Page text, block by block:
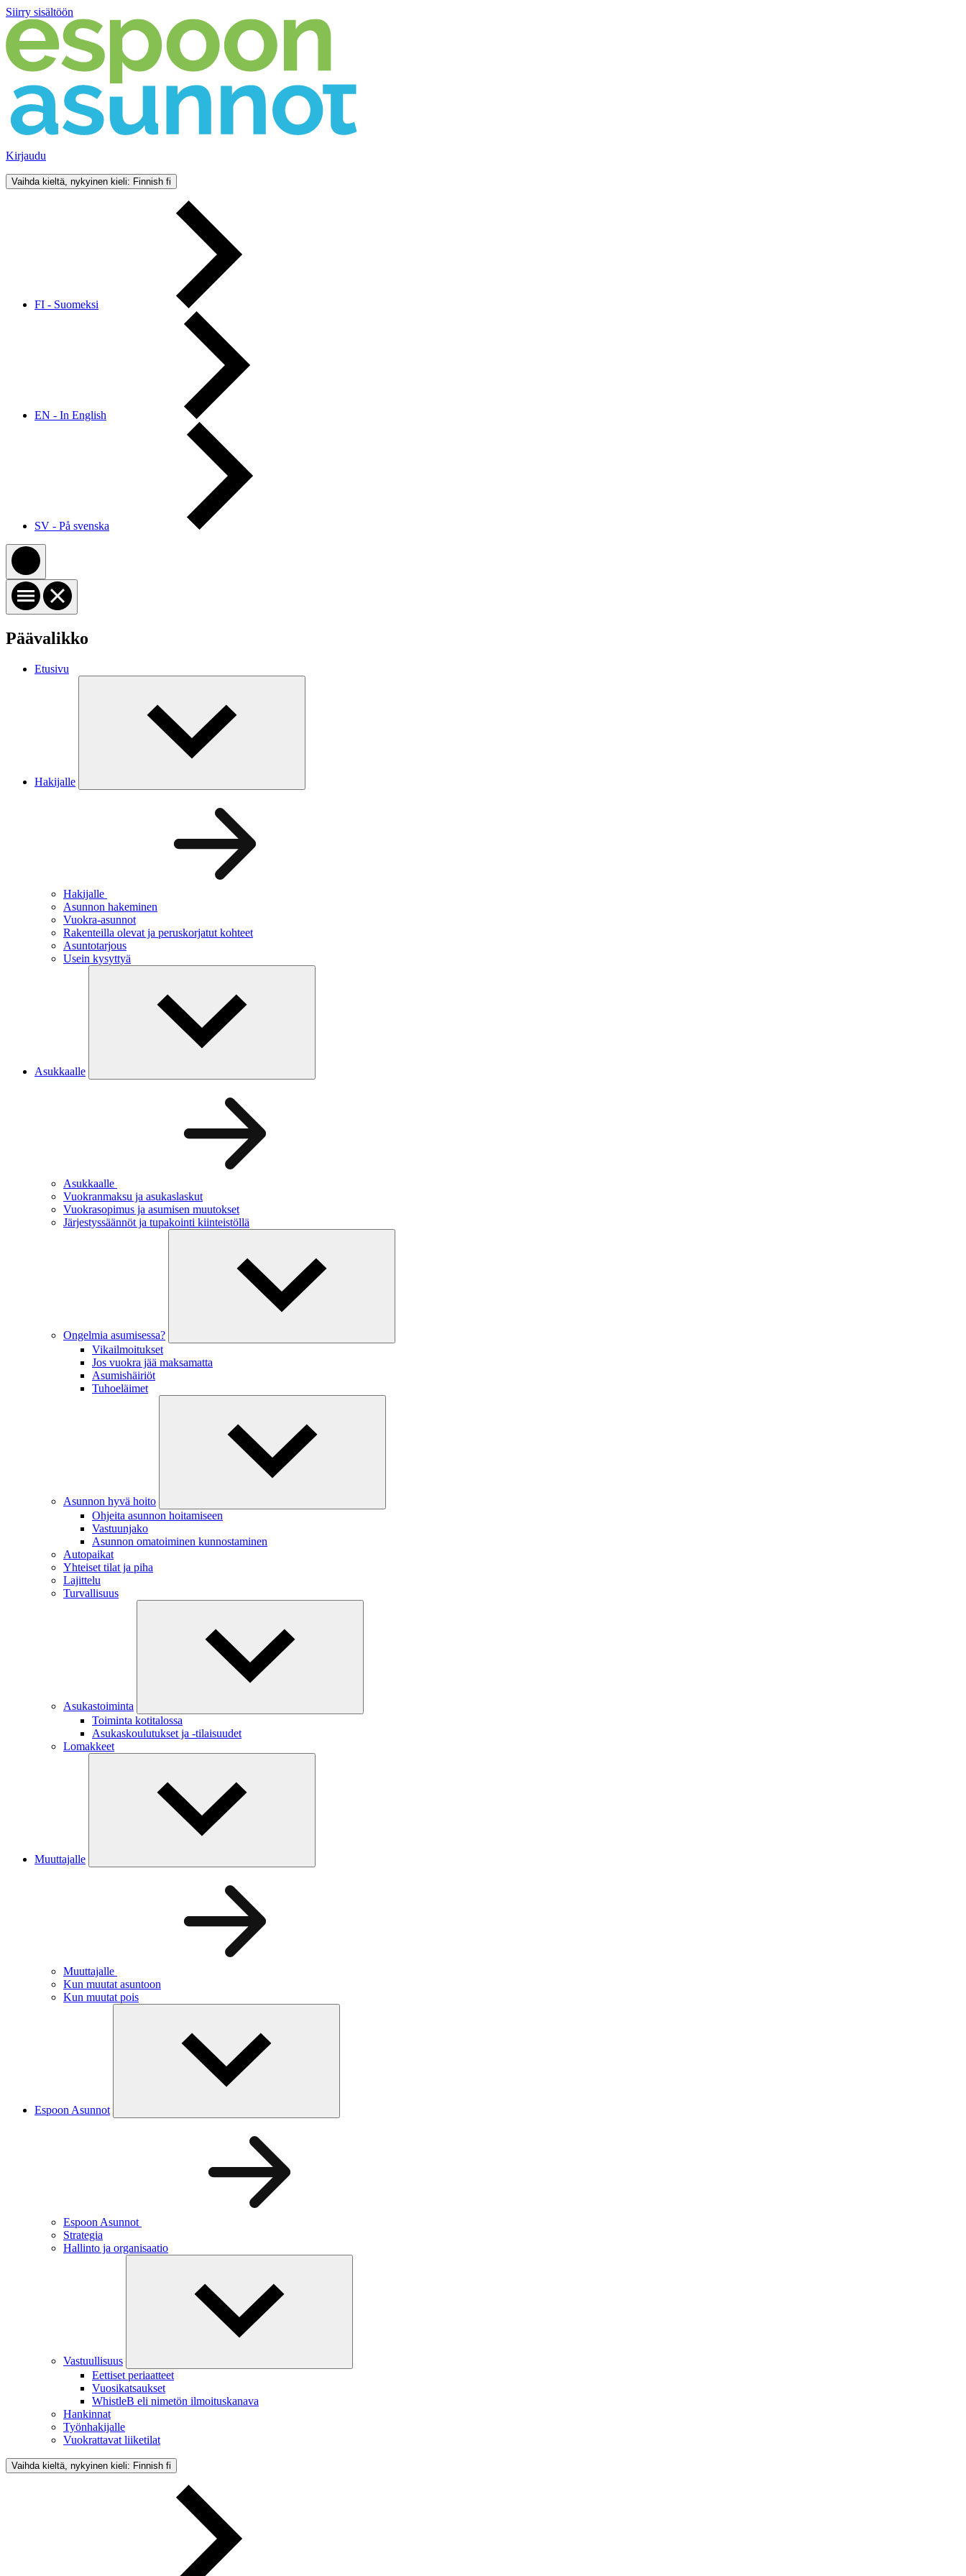
Siirry sisältöön
Kirjaudu
Vaihda kieltä, nykyinen kieli: Finnish fi
FI - Suomeksi
EN - In English
SV - På svenska
Päävalikko
Etusivu
Hakijalle
Hakijalle
Asunnon hakeminen
Vuokra-asunnot
Rakenteilla olevat ja peruskorjatut kohteet
Asuntotarjous
Usein kysyttyä
Asukkaalle
Asukkaalle
Vuokranmaksu ja asukaslaskut
Vuokrasopimus ja asumisen muutokset
Järjestyssäännöt ja tupakointi kiinteistöllä
Ongelmia asumisessa?
Vikailmoitukset
Jos vuokra jää maksamatta
Asumishäiriöt
Tuhoeläimet
Asunnon hyvä hoito
Ohjeita asunnon hoitamiseen
Vastuunjako
Asunnon omatoiminen kunnostaminen
Autopaikat
Yhteiset tilat ja piha
Lajittelu
Turvallisuus
Asukastoiminta
Toiminta kotitalossa
Asukaskoulutukset ja -tilaisuudet
Lomakkeet
Muuttajalle
Muuttajalle
Kun muutat asuntoon
Kun muutat pois
Espoon Asunnot
Espoon Asunnot
Strategia
Hallinto ja organisaatio
Vastuullisuus
Eettiset periaatteet
Vuosikatsaukset
WhistleB eli nimetön ilmoituskanava
Hankinnat
Työnhakijalle
Vuokrattavat liiketilat
Vaihda kieltä, nykyinen kieli: Finnish fi